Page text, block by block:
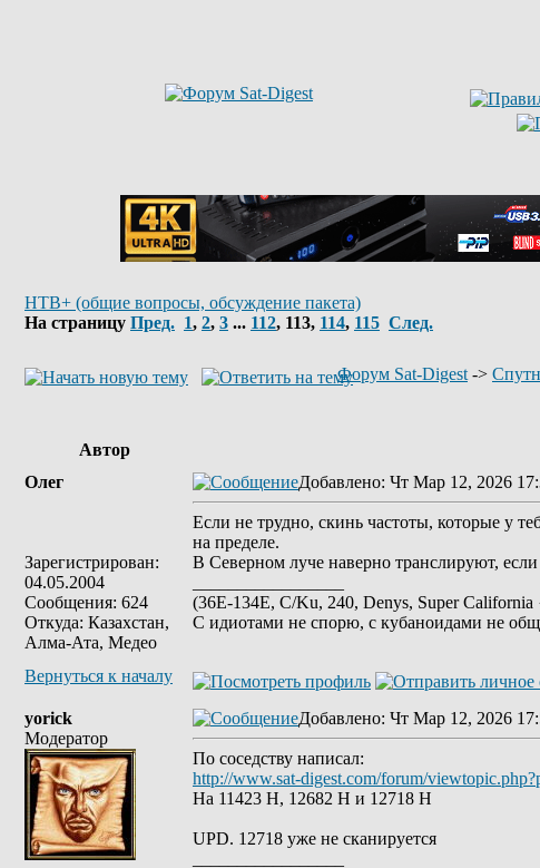
НТВ+ (общие вопросы, обсуждение пакета)
На страницу Пред. 1, 2, 3 ... 112, 113, 114, 115 След.
Форум Sat-Digest ->
Автор
Олег
Зарегистрирован:
04.05.2004
Сообщения: 624
Откуда: Казахстан,
Алма-Ата, Медео
Добавлено: Чт Мар 12, 2026
Если не трудно, скинь частоты, которые у
на пределе.
В Северном луче наверно транслируют,
(36E-134E, C/Ku, 240, Denys, Super
С идиотами не спорю, с кубаноидами не
Вернуться к началу
yorick
Модератор
Добавлено: Чт Мар 12, 2026
По соседству написал:
http://www.sat-digest.com/forum/
На 11423 Н, 12682 Н и 12718 Н
UPD. 12718 уже не сканируется